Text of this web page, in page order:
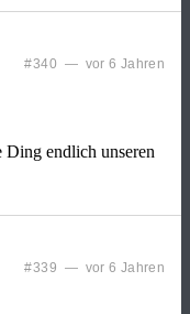
#340 — vor 6 Jahren
Ding endlich unseren
#339 — vor 6 Jahren